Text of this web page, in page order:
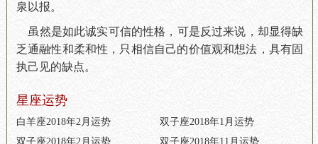
泉以报。
虽然是如此诚实可信的性格，可是反过来说，却显得缺
乏通融性和柔和性，只相信自己的价值观和想法，具有固
执己见的缺点。
星座运势
白羊座2018年2月运势
双子座2018年1月运势
双子座2018年2月运势
双子座2018年11月运势